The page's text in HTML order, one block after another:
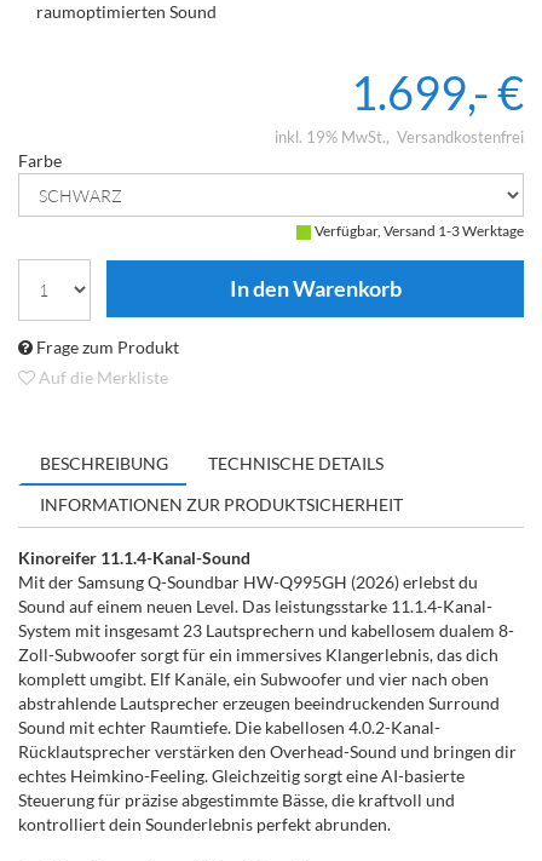
raumoptimierten Sound
1.699,- €
inkl. 19% MwSt. Versandkostenfrei
Farbe
Verfügbar, Versand 1-3 Werktage
Frage zum Produkt
Auf die Merkliste
BESCHREIBUNG
TECHNISCHE DETAILS
INFORMATIONEN ZUR PRODUKTSICHERHEIT
Kinoreifer 11.1.4-Kanal-Sound
Mit der Samsung Q-Soundbar HW-Q995GH (2026) erlebst du
Sound auf einem neuen Level. Das leistungsstarke 11.1.4-Kanal-
System mit insgesamt 23 Lautsprechern und kabellosem dualem 8-
Zoll-Subwoofer sorgt für ein immersives Klangerlebnis, das dich
komplett umgibt. Elf Kanäle, ein Subwoofer und vier nach oben
abstrahlende Lautsprecher erzeugen beeindruckenden Surround
Sound mit echter Raumtiefe. Die kabellosen 4.0.2-Kanal-
Rücklautsprecher verstärken den Overhead-Sound und bringen dir
echtes Heimkino-Feeling. Gleichzeitig sorgt eine AI-basierte
Steuerung für präzise abgestimmte Bässe, die kraftvoll und
kontrolliert dein Sounderlebnis perfekt abrunden.